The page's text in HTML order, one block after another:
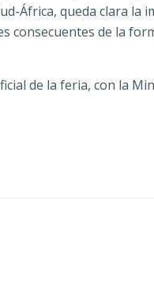
África, queda clara la
consecuentes de la
de la feria, con la